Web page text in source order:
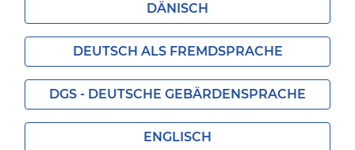
DÄNISCH
DEUTSCH ALS FREMDSPRACHE
DGS - DEUTSCHE GEBÄRDENSPRACHE
ENGLISCH